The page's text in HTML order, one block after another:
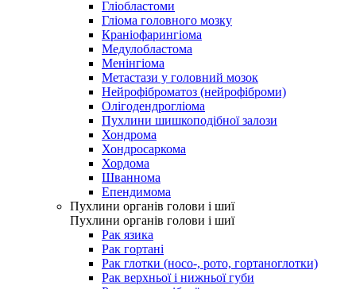
Гліобластоми
Гліома головного мозку
Краніофарингіома
Медулобластома
Менінгіома
Метастази у головний мозок
Нейрофіброматоз (нейрофіброми)
Олігодендрогліома
Пухлини шишкоподібної залози
Хондрома
Хондросаркома
Хордома
Шваннома
Епендимома
Пухлини органів голови і шиї
Пухлини органів голови і шиї
Рак язика
Рак гортані
Рак глотки (носо-, рото, гортаноглотки)
Рак верхньої і нижньої губи